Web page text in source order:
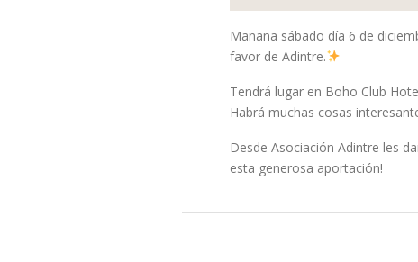
Mañana sábado día 6 de
favor de Adintre.
Tendrá lugar en Boho Club
Habrá muchas cosas
Desde Asociación Adintre les
esta generosa aportación!